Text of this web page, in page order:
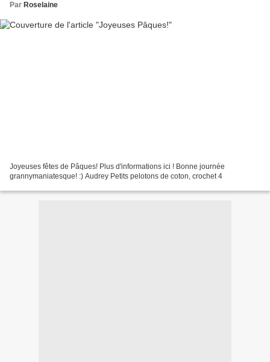
Par Roselaine
Joyeuses fêtes de Pâques! Plus d'informations ici ! Bonne journée
grannymaniatesque! :) Audrey Petits pelotons de coton, crochet 4